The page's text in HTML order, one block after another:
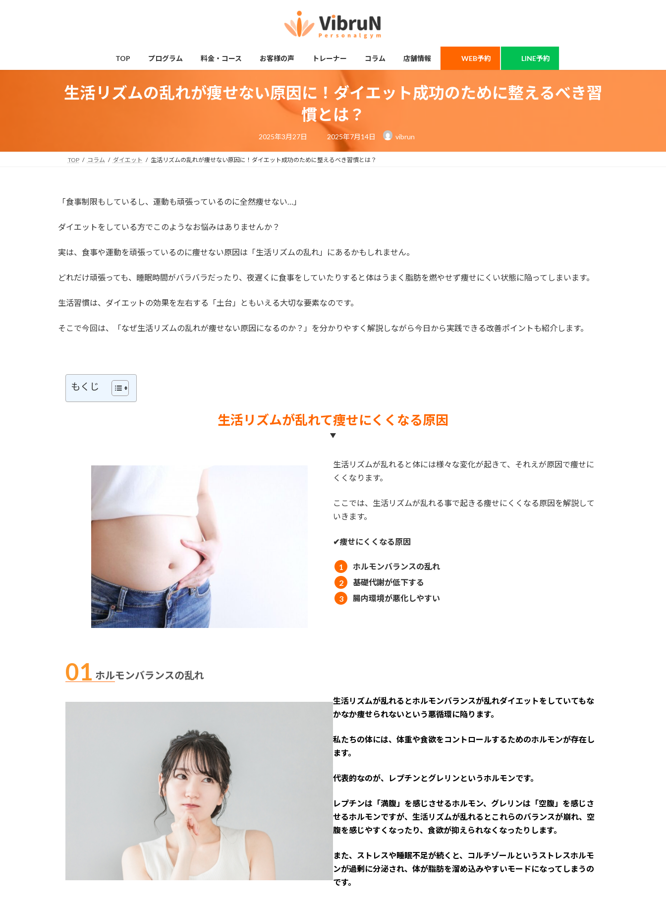
TOP プログラム 料金・コース お客様の声 トレーナー コラム 店舗情報 WEB予約 LINE予約
生活リズムの乱れが痩せない原因に！ダイエット成功のために整えるべき習
慣とは？
2025年3月27日
最
終
新
日
2025年7月14日 vibrun
TOP コラム ダイエット 生活リズムの乱れが痩せない原因に！ダイエット成功のために整えるべき習慣とは？
「食事制限もしているし、運動も頑張っているのに全然痩せない…」
ダイエットをしている方でこのようなお悩みはありませんか？
実は、食事や運動を頑張っているのに痩せない原因は「生活リズムの乱れ」にあるかもしれません。
どれだけ頑張っても、睡眠時間がバラバラだったり、夜遅くに食事をしていたりすると体はうまく脂肪を燃やせず痩せにくい状態に陥ってしまいます。
生活習慣は、ダイエットの効果を左右する「土台」ともいえる大切な要素なのです。
そこで今回は、「なぜ生活リズムの乱れが痩せない原因になるのか？」を分かりやすく解説しながら今日から実践できる改善ポイントも紹介します。
もくじ
生活リズムが乱れて痩せにくくなる原因
生活リズムが乱れると体には様々な変化が起きて、それえが原因で痩せに
くくなります。
ここでは、生活リズムが乱れる事で起きる痩せにくくなる原因を解説して
いきます。
✔︎痩せにくくなる原因
ホルモンバランスの乱れ
基礎代謝が低下する
腸内環境が悪化しやすい
ホルモンバランスの乱れ
生活リズムが乱れるとホルモンバランスが乱れダイエットをしていてもな
かなか痩せられないという悪循環に陥ります。
私たちの体には、体重や食欲をコントロールするためのホルモンが存在し
ます。
代表的なのが、レプチンとグレリンというホルモンです。
レプチンは「満腹」を感じさせるホルモン、グレリンは「空腹」を感じさ
せるホルモンですが、生活リズムが乱れるとこれらのバランスが崩れ、空
腹を感じやすくなったり、食欲が抑えられなくなったりします。
また、ストレスや睡眠不足が続くと、コルチゾールというストレスホルモ
ンが過剰に分泌され、体が脂肪を溜め込みやすいモードになってしまうの
です。